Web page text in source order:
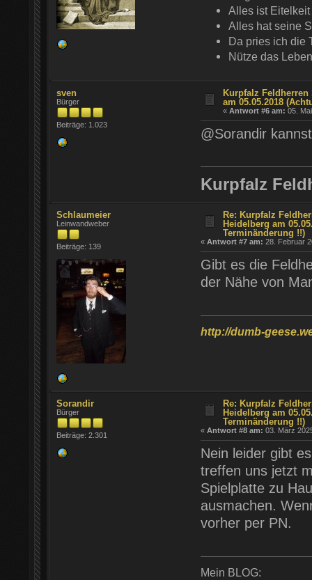
Alles ist
Alles hat seine
Da pries ich die
Nütze das
sven
Bürger
Beiträge: 1.023
Kurpfalz
am 05.05.2018
«Antwort #6 am: 05.
@Sorandir
Kurpfalz
Schlaumeier
Leinwandweber
Beiträge: 139
Re: Kurpfalz
Heidelberg am
Terminänderung !!)
« Antwort #7 am: 28. Februar
Gibt es die
der Nähe von
http://dumb-
Sorandir
Bürger
Beiträge: 2.301
Re: Kurpfalz
Heidelberg am
Terminänderung !!)
« Antwort #8 am: 03. März
Nein leider gibt
treffen uns jetzt
Spielplatte zu
ausmachen.
vorher per PN.
Mein BLOG: